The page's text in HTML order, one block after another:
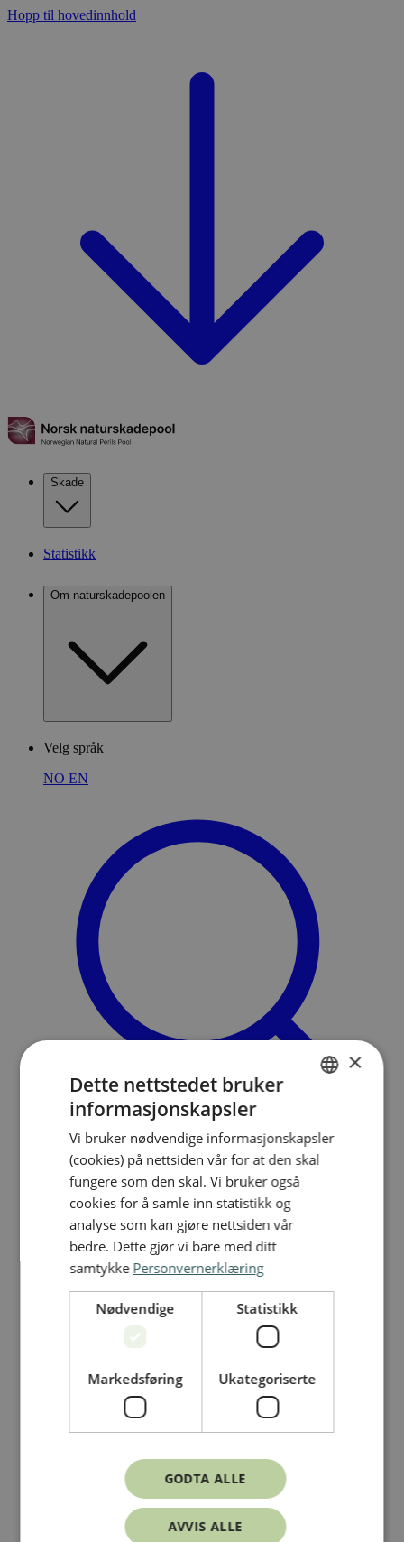
Hopp til hovedinnhold
Skade
Statistikk
Om naturskadepoolen
Velg språk
NO EN
Meny
ENGLISH
×
Dette nettstedet bruker
informasjonskapsler
Vi bruker nødvendige informasjonskapsler
(cookies) på nettsiden vår for at den skal
fungere som den skal. Vi bruker også
cookies for å samle inn statistikk og
analyse som kan gjøre nettsiden vår
bedre. Dette gjør vi bare med ditt
samtykke Personvernerklæring
Nødvendige Statistikk
Markedsføring Ukategoriserte
GODTA ALLE
AVVIS ALLE